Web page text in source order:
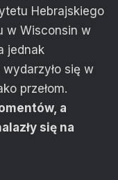
Hebrajskiego
w Wisconsin w
jednak
się w
przełom.
a
się na